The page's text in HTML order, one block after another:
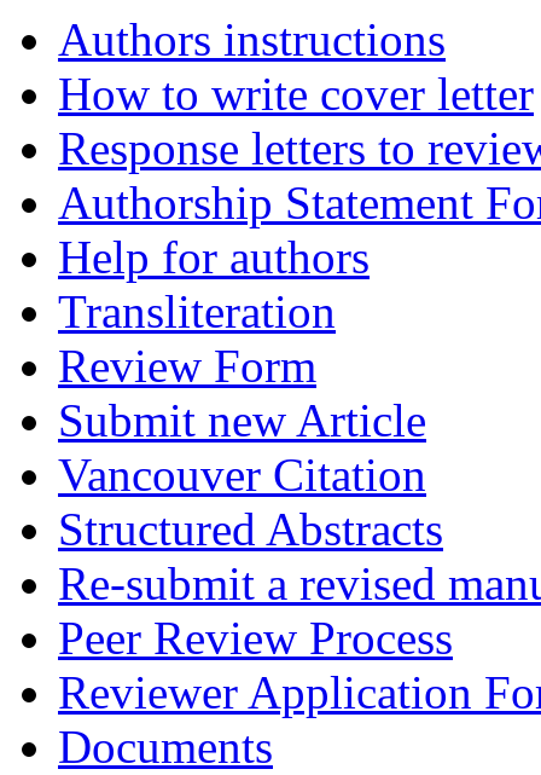
Authors instructions
How to write cover letter
Response letters to
Authorship Statement
Help for authors
Transliteration
Review Form
Submit new Article
Vancouver Citation
Structured Abstracts
Re-submit a revised
Peer Review Process
Reviewer Application
Documents